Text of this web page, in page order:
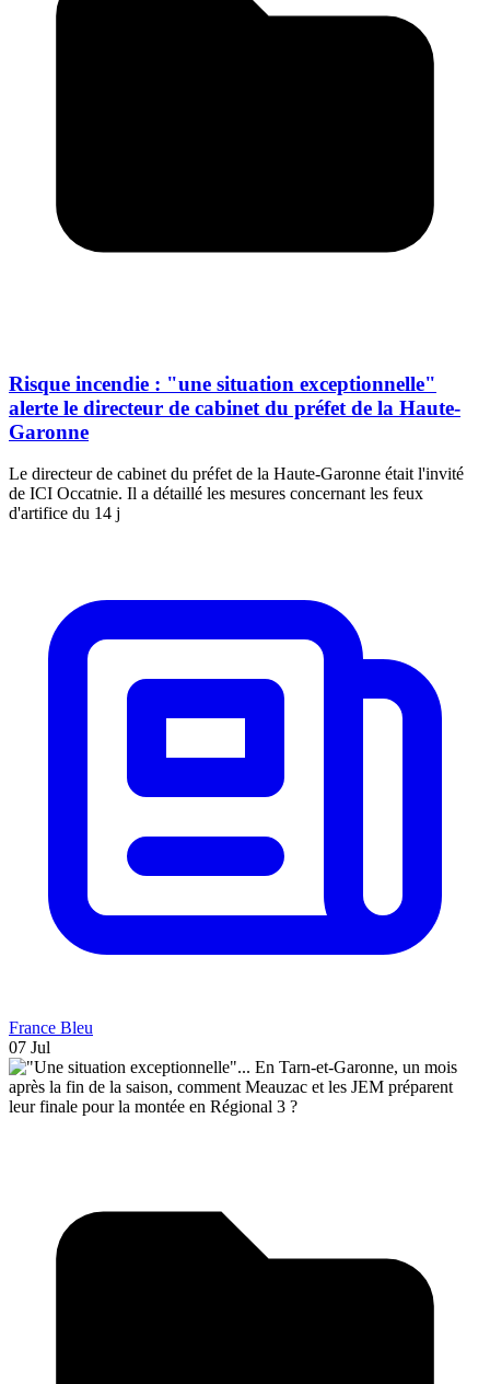
Risque incendie : "une situation exceptionnelle"
alerte le directeur de cabinet du préfet de la Haute-
Garonne
Le directeur de cabinet du préfet de la Haute-Garonne était l'invité
de ICI Occatnie. Il a détaillé les mesures concernant les feux
d'artifice du 14 j
France Bleu
07 Jul